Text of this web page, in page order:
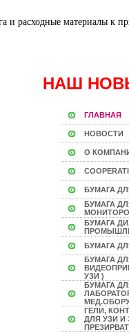
НАШ
ГЛАВНАЯ
НОВОСТИ
О
БУМАГА
БУМАГА
БУМАГА
БУМАГА
БУМАГА
УЗИ )
БУМАГА
ГЕЛИ,
ДЛЯ УЗИ И